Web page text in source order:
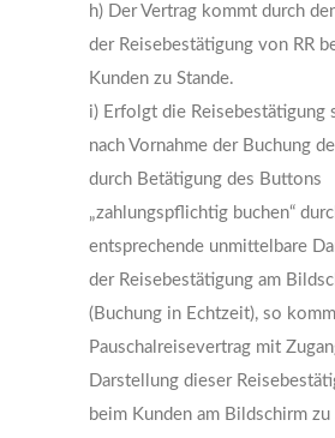
h) Der Vertrag kommt durch
der Reisebestätigung von RR
Kunden zu Stande.
i) Erfolgt die Reisebestätigung
nach Vornahme der Buchung
durch Betätigung des Buttons
„zahlungspflichtig buchen“
entsprechende unmittelbare
der Reisebestätigung am
(Buchung in Echtzeit), so
Pauschalreisevertrag mit
Darstellung dieser
beim Kunden am Bildschirm zu